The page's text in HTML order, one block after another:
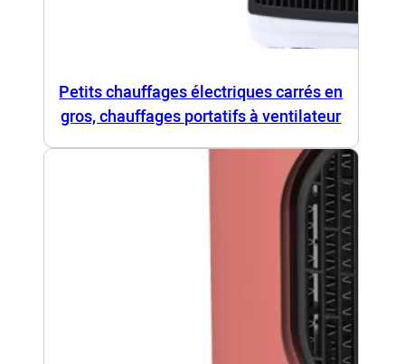
Petits chauffages électriques carrés en
gros, chauffages portatifs à ventilateur